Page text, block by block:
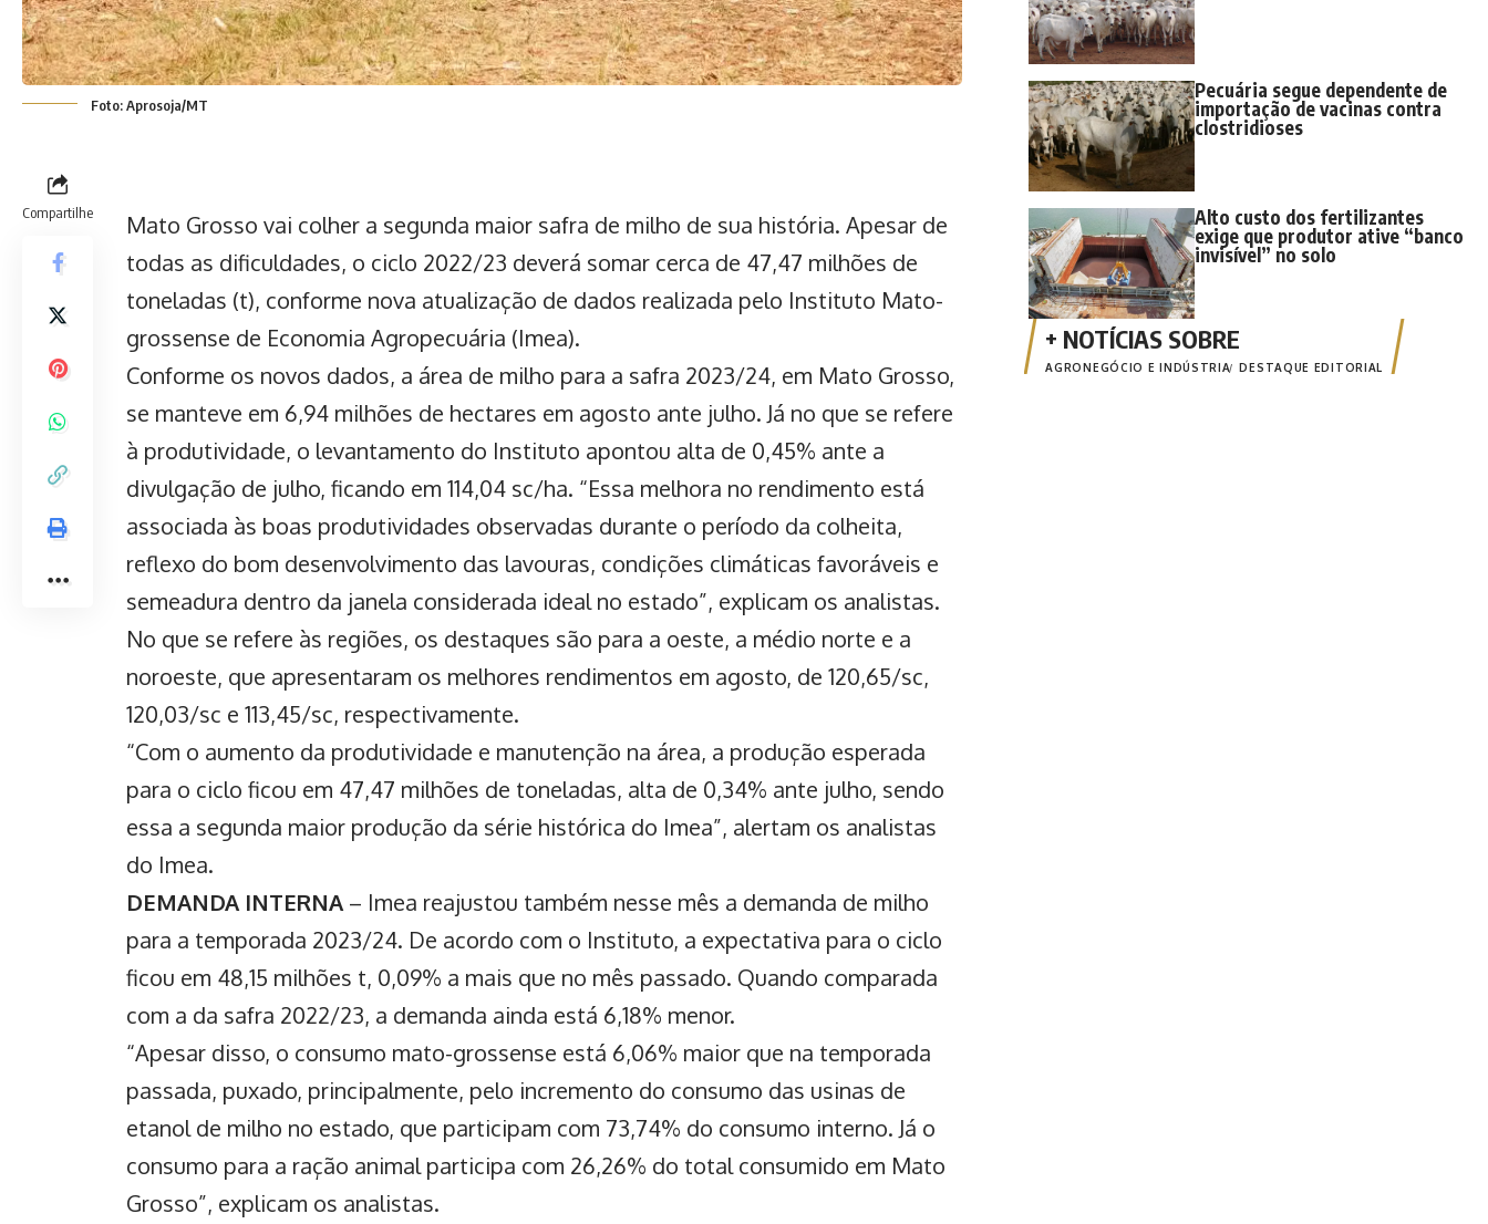
Foto: Aprosoja/MT
Compartilhe Mato Grosso vai colher a segunda maior safra de milho de sua história. Apesar de
todas as dificuldades, o ciclo 2022/23 deverá somar cerca de 47,47 milhões de
toneladas (t), conforme nova atualização de dados realizada pelo Instituto Mato-
grossense de Economia Agropecuária (Imea).
Conforme os novos dados, a área de milho para a safra 2023/24, em Mato Grosso,
se manteve em 6,94 milhões de hectares em agosto ante julho. Já no que se refere
à produtividade, o levantamento do Instituto apontou alta de 0,45% ante a
divulgação de julho, ficando em 114,04 sc/ha. “Essa melhora no rendimento está
associada às boas produtividades observadas durante o período da colheita,
reflexo do bom desenvolvimento das lavouras, condições climáticas favoráveis e
semeadura dentro da janela considerada ideal no estado”, explicam os analistas.
No que se refere às regiões, os destaques são para a oeste, a médio norte e a
noroeste, que apresentaram os melhores rendimentos em agosto, de 120,65/sc,
120,03/sc e 113,45/sc, respectivamente.
“Com o aumento da produtividade e manutenção na área, a produção esperada
para o ciclo ficou em 47,47 milhões de toneladas, alta de 0,34% ante julho, sendo
essa a segunda maior produção da série histórica do Imea”, alertam os analistas
do Imea.
DEMANDA INTERNA – Imea reajustou também nesse mês a demanda de milho
para a temporada 2023/24. De acordo com o Instituto, a expectativa para o ciclo
ficou em 48,15 milhões t, 0,09% a mais que no mês passado. Quando comparada
com a da safra 2022/23, a demanda ainda está 6,18% menor.
“Apesar disso, o consumo mato-grossense está 6,06% maior que na temporada
passada, puxado, principalmente, pelo incremento do consumo das usinas de
etanol de milho no estado, que participam com 73,74% do consumo interno. Já o
consumo para a ração animal participa com 26,26% do total consumido em Mato
Grosso”, explicam os analistas.
Pecuária segue dependente de
importação de vacinas contra
clostridioses
Alto custo dos fertilizantes
exige que produtor ative “banco
invisível” no solo
AGRONEGÓCIO E INDÚSTRIA DESTAQUE EDITORIAL